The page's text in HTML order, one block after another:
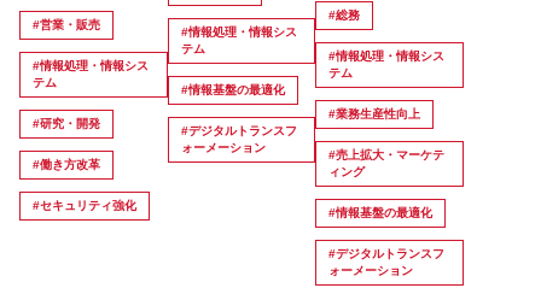
#営業・販売
#情報処理・情報シス
テム
#研究・開発
#働き方改革
#セキュリティ強化
#情報処理・情報シス
テム
#情報基盤の最適化
#デジタルトランスフ
ォーメーション
#総務
#情報処理・情報シス
テム
#業務生産性向上
#売上拡大・マーケテ
ィング
#情報基盤の最適化
#デジタルトランスフ
ォーメーション